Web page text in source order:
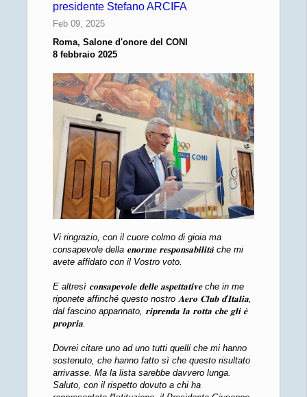
presidente Stefano ARCIFA
Feb 09, 2025
Roma, Salone d'onore del CONI
8 febbraio 2025
Vi ringrazio, con il cuore colmo di gioia ma
consapevole della 𝐞𝐧𝐨𝐫𝐦𝐞 𝐫𝐞𝐬𝐩𝐨𝐧𝐬𝐚𝐛𝐢𝐥𝐢𝐭𝐚̀ che mi
avete affidato con il Vostro voto.
E altresì 𝐜𝐨𝐧𝐬𝐚𝐩𝐞𝐯𝐨𝐥𝐞 𝐝𝐞𝐥𝐥𝐞 𝐚𝐬𝐩𝐞𝐭𝐭𝐚𝐭𝐢𝐯𝐞 che in me
riponete affinché questo nostro 𝐀𝐞𝐫𝐨 𝐂𝐥𝐮𝐛 𝐝'𝐈𝐭𝐚𝐥𝐢𝐚,
dal fascino appannato, 𝐫𝐢𝐩𝐫𝐞𝐧𝐝𝐚 𝐥𝐚 𝐫𝐨𝐭𝐭𝐚 𝐜𝐡𝐞 𝐠𝐥𝐢 𝐞̀
𝐩𝐫𝐨𝐩𝐫𝐢𝐚.
Dovrei citare uno ad uno tutti quelli che mi hanno
sostenuto, che hanno fatto sì che questo risultato
arrivasse. Ma la lista sarebbe davvero lunga.
Saluto, con il rispetto dovuto a chi ha